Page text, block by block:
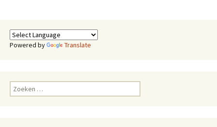
Powered by Translate
Zoeken
naar: